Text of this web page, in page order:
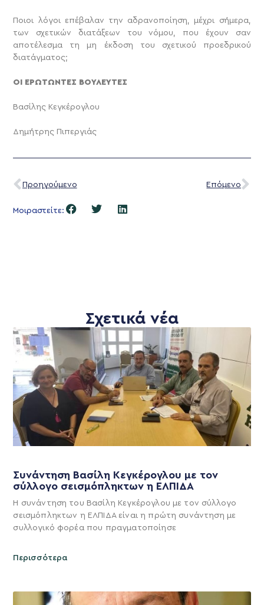
Ποιοι λόγοι επέβαλαν την αδρανοποίηση, μέχρι σήμερα,
των σχετικών διατάξεων του νόμου, που έχουν σαν
αποτέλεσμα τη μη έκδοση του σχετικού προεδρικού
διατάγματος;
ΟΙ ΕΡΩΤΩΝΤΕΣ ΒΟΥΛΕΥΤΕΣ
Βασίλης Κεγκέρογλου
Δημήτρης Πιπεργιάς
Προηγούμενο Επόμενο
Μοιραστείτε:
Σχετικά νέα
Συνάντηση Βασίλη Κεγκέρογλου με τον
σύλλογο σεισμόπληκτων η ΕΛΠΙΔΑ
Η συνάντηση του Βασίλη Κεγκέρογλου με τον σύλλογο
σεισμόπληκτων η ΕΛΠΙΔΑ είναι η πρώτη συνάντηση με
συλλογικό φορέα που πραγματοποίησε
Περισσότερα